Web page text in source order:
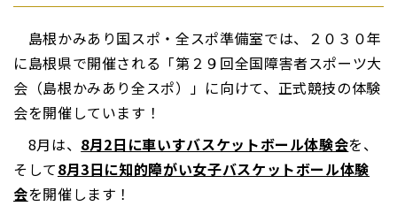
島根かみあり国スポ・全スポ準備室では、２０３０年
に島根県で開催される「第２９回全国障害者スポーツ大
会（島根かみあり全スポ）」に向けて、正式競技の体験
会を開催しています！
8月は、 8月2日に車いすバスケットボール体験会を、
そして8月3日に知的障がい女子バスケットボール体験
会を開催します！